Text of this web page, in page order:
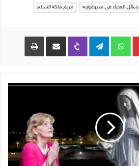
رسائل العذراء في مديوغوريه مريم ملكة السلام
Pinterest
WhatsApp
Telegram
Viber مشاركة عبر البريد طباعة